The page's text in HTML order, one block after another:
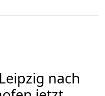
nach